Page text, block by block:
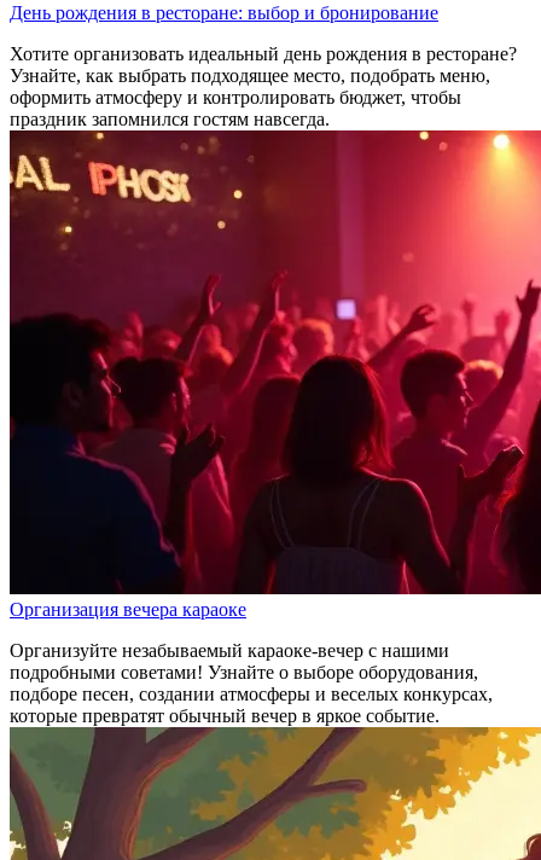
День рождения в ресторане: выбор и бронирование
Хотите организовать идеальный день рождения в ресторане?
Узнайте, как выбрать подходящее место, подобрать меню,
оформить атмосферу и контролировать бюджет, чтобы
праздник запомнился гостям навсегда.
Организация вечера караоке
Организуйте незабываемый караоке-вечер с нашими
подробными советами! Узнайте о выборе оборудования,
подборе песен, создании атмосферы и веселых конкурсах,
которые превратят обычный вечер в яркое событие.